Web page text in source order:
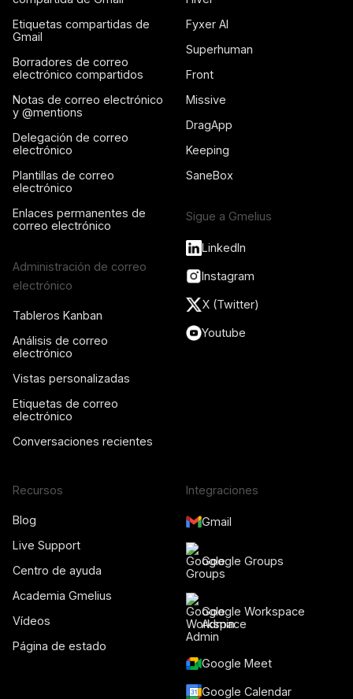
Etiquetas compartidas de
Gmail
Borradores de correo
electrónico compartidos
Notas de correo electrónico
y @mentions
Delegación de correo
electrónico
Plantillas de correo
electrónico
Enlaces permanentes de
correo electrónico
Administración de correo
electrónico
Tableros Kanban
Análisis de correo
electrónico
Vistas personalizadas
Etiquetas de correo
electrónico
Conversaciones recientes
Fyxer AI
Superhuman
Front
Missive
DragApp
Keeping
SaneBox
Sigue a Gmelius
LinkedIn
Instagram
X (Twitter)
Youtube
Recursos
Blog
Live Support
Centro de ayuda
Academia Gmelius
Vídeos
Página de estado
Integraciones
Gmail
Google Groups
Google Workspace
Admin
Google Meet
Google Calendar